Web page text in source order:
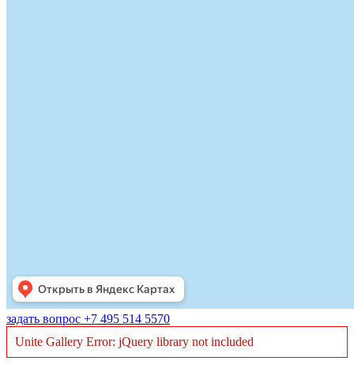
задать вопрос +7 495 514 5570
Unite Gallery Error: jQuery library not included